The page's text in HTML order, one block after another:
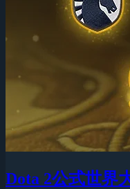
Dota 2公式世界